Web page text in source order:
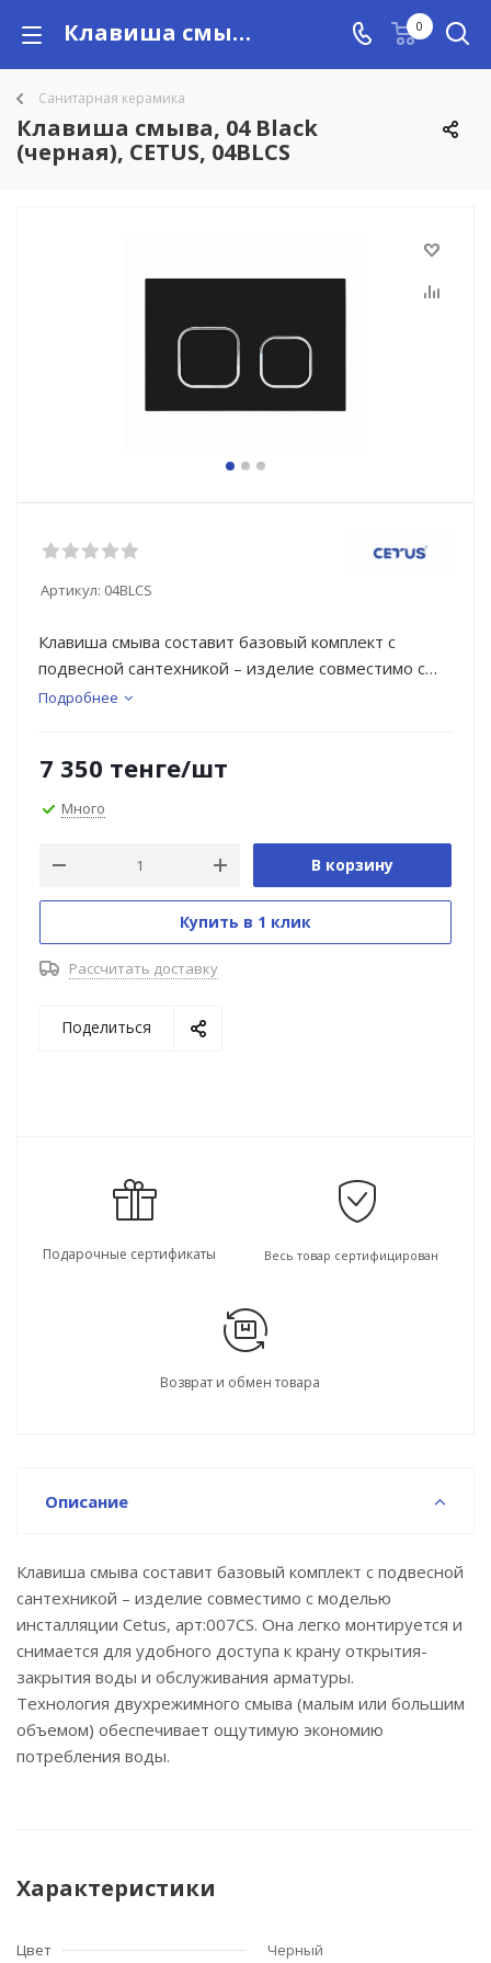
Клавиша смыва, 04 Black (черная), CETUS, 04BLCS купить в Алматы с доставкой по Казахстану, цены 0
Санитарная керамика
Клавиша смыва, 04 Black
(черная), CETUS, 04BLCS
Артикул: 04BLCS
Клавиша смыва составит базовый комплект с
подвесной сантехникой – изделие совместимо с
моделью инсталляции Cetus, арт:007CS. Она легко
арматуры.
Технология двухрежимного смыва (малым или
Подробнее
7 350 тенге/шт
Много
В корзину
Купить в 1 клик
Рассчитать доставку
Поделиться
Подарочные сертификаты Весь товар сертифицирован
Возврат и обмен товара
Описание
Клавиша смыва составит базовый комплект с подвесной
сантехникой – изделие совместимо с моделью
инсталляции Cetus, арт:007CS. Она легко монтируется и
снимается для удобного доступа к крану открытия-
закрытия воды и обслуживания арматуры.
Технология двухрежимного смыва (малым или большим
объемом) обеспечивает ощутимую экономию
потребления воды.
Характеристики
Цвет
Черный